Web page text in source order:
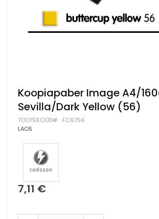
Skip
to
the
beginning
of
images
gallery
Koopiapaber Image A4/
Sevilla/Dark Yellow (56)
TOOTEKOOD
FC6756
LAOS
7,11 €